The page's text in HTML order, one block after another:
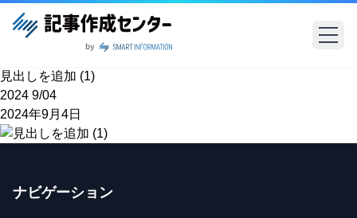
見出しを追加 (1)
2024 9/04
2024年9月4日
ナビゲーション